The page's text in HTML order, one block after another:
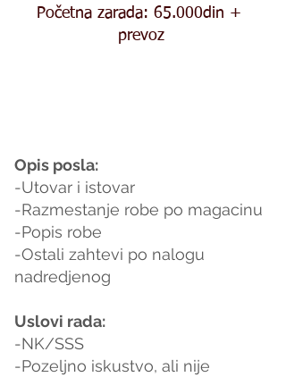
Početna zarada: 65.000din +
prevoz
Opis posla:
-Utovar i istovar
-Razmestanje robe po magacinu
-Popis robe
-Ostali zahtevi po nalogu
nadredjenog
Uslovi rada:
-NK/SSS
-Pozeljno iskustvo, ali nije